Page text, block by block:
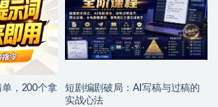
单，200个拿
短剧编剧破局：AI写稿与过稿的
实战心法